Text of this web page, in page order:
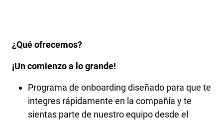
¿Qué ofrecemos?
¡Un comienzo a lo grande!
Programa de onboarding diseñado para que te
integres rápidamente en la compañía y te
sientas parte de nuestro equipo desde el